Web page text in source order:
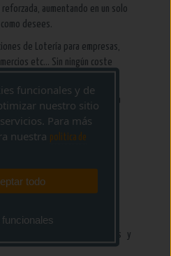
aumentando en un solo
desees.
de Lotería para empresas,
etc... Sin ningún coste
forma más sencilla y rápida para
más aficionados, cubre más
toda España
de ventas de LAE (Loterías y
funcionales y de
nuestro sitio
Para más
nuestra politica de
todo
funcionales